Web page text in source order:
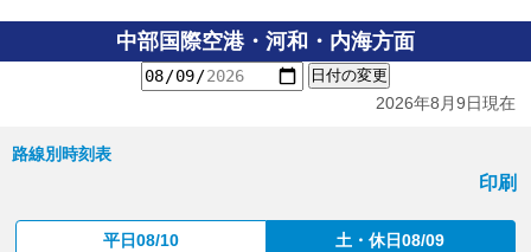
中部国際空港・河和・内海方面
日付の変更
2026年8月9日現在
路線別時刻表
印刷
平日08/10 土・休日08/09